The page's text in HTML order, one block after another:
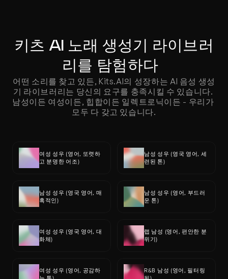
키츠 AI 노래 생성기 라이브러
리를 탐험하다
어떤 소리를 찾고 있든, Kits.AI의 성장하는 AI 음성 생성
기 라이브러리는 당신의 요구를 충족시킬 수 있습니다.
남성이든 여성이든, 힙합이든 일렉트로닉이든 - 우리가
모두 다 갖고 있습니다.
여성 성우 (영어, 또렷하
고 분명한 어조)
남성 성우 (영국 영어, 세
련된 톤)
남성 성우 (영국 영어, 매
혹적인)
남성 성우 (영어, 부드러
운 톤)
여성 성우 (영국 영어, 대
화체)
랩 남성 (영어, 편안한 분
위기)
여성 성우 (영어, 공감하
R&B 남성 (영어, 필터링